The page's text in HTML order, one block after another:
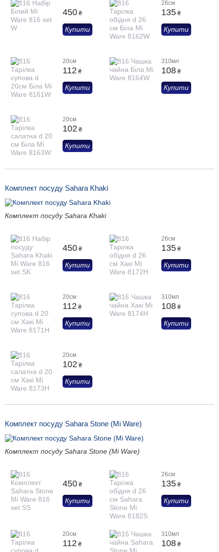
450 ₴
Купити
26см
135 ₴
Купити
20см
112 ₴
Купити
310мл
108 ₴
Купити
20см
102 ₴
Купити
Комплект посуду Sahara Khaki
Комплект посуду Sahara Khaki
450 ₴
Купити
26см
135 ₴
Купити
20см
112 ₴
Купити
310мл
108 ₴
Купити
20см
102 ₴
Купити
Комплект посуду Sahara Stone (Mi Ware)
Комплект посуду Sahara Stone (Mi Ware)
450 ₴
Купити
26см
135 ₴
Купити
20см
112 ₴
310мл
108 ₴